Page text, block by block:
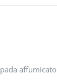
affumicato